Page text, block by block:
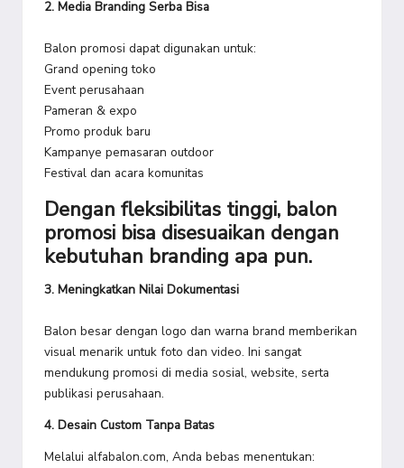
2. Media Branding Serba Bisa
Balon promosi dapat digunakan untuk:
Grand opening toko
Event perusahaan
Pameran & expo
Promo produk baru
Kampanye pemasaran outdoor
Festival dan acara komunitas
Dengan fleksibilitas tinggi, balon
promosi bisa disesuaikan dengan
kebutuhan branding apa pun.
3. Meningkatkan Nilai Dokumentasi
Balon besar dengan logo dan warna brand memberikan
visual menarik untuk foto dan video. Ini sangat
mendukung promosi di media sosial, website, serta
publikasi perusahaan.
4. Desain Custom Tanpa Batas
Melalui alfabalon.com, Anda bebas menentukan: